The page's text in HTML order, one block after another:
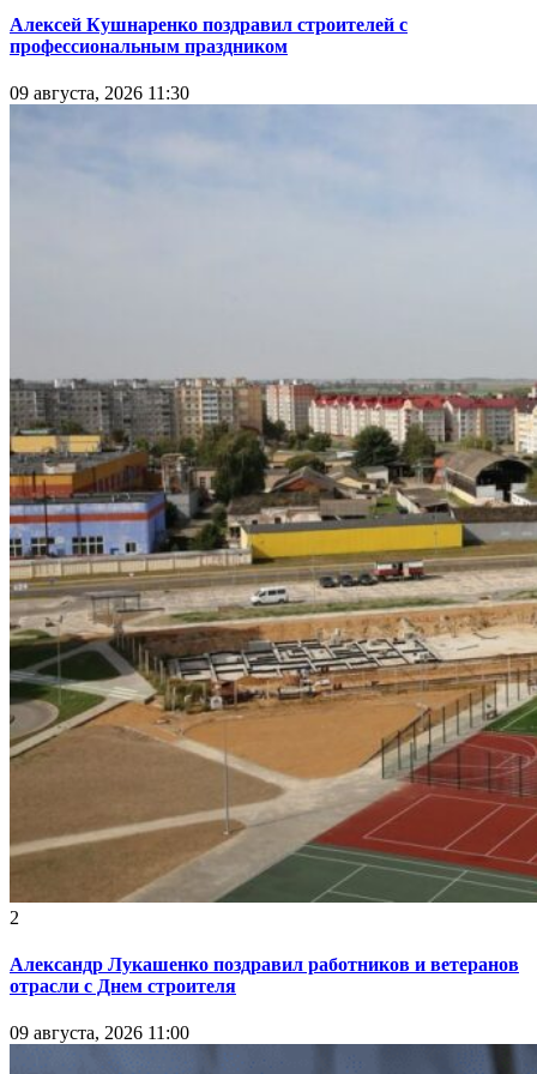
Алексей Кушнаренко поздравил строителей с
профессиональным праздником
09 августа, 2026 11:30
2
Александр Лукашенко поздравил работников и ветеранов
отрасли с Днем строителя
09 августа, 2026 11:00